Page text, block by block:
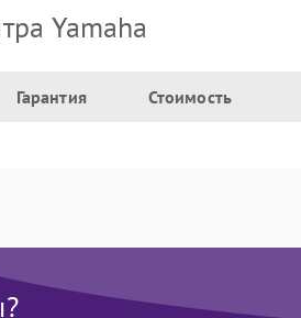
Yamaha
Гарантия Стоимость